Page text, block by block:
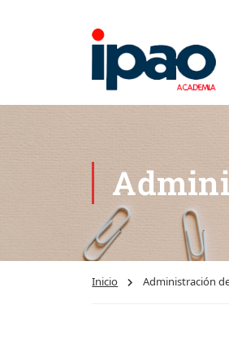
Inicio Administración